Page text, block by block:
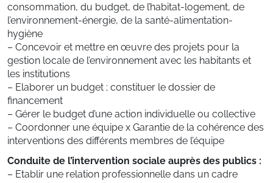
consommation, du budget, de l’habitat-logement, de
l’environnement-énergie, de la santé-alimentation-
hygiène
– Concevoir et mettre en œuvre des projets pour la
gestion locale de l’environnement avec les habitants et
les institutions
– Elaborer un budget ; constituer le dossier de
financement
– Gérer le budget d’une action individuelle ou collective
– Coordonner une équipe x Garantie de la cohérence des
interventions des différents membres de l’équipe
Conduite de l’intervention sociale auprès des publics :
– Etablir une relation professionnelle dans un cadre